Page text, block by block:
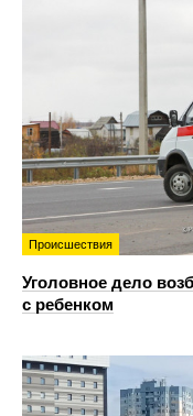
Происшествия
Уголовное дело
с ребенком